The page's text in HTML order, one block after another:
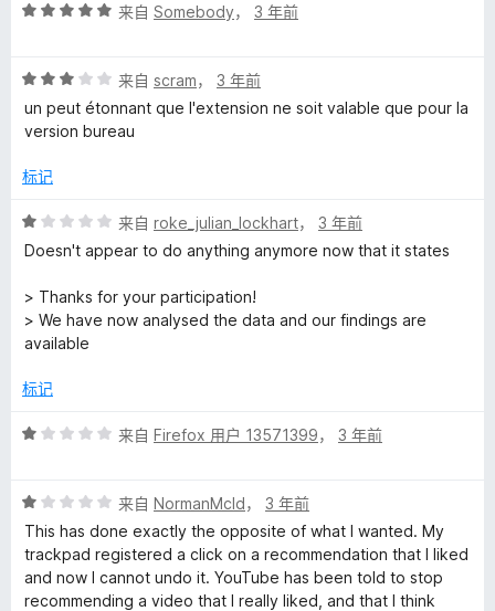
评
/
5
来自 Somebody， 3 年前
评
分
3
5
来自 scram， 3 年前
un peut étonnant que l'extension ne soit valable que pour la
version bureau
标记
评
分
/
5
来自 roke_julian_lockhart， 3 年前
Doesn't appear to do anything anymore now that it states
> Thanks for your participation!
> We have now analysed the data and our findings are
available
标记
评
/
5
来自 Firefox 用户 13571399， 3 年前
评
分
1
/
5
来自 NormanMcld， 3 年前
This has done exactly the opposite of what I wanted. My
trackpad registered a click on a recommendation that I liked
and now I cannot undo it. YouTube has been told to stop
recommending a video that I really liked, and that I think